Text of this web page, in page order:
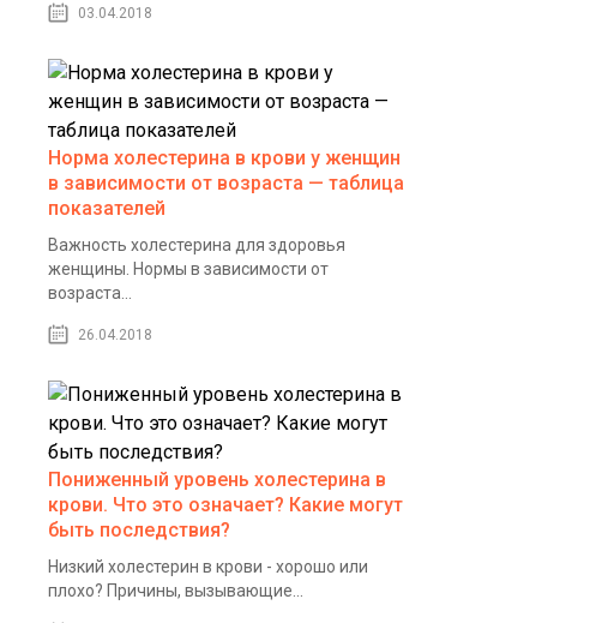
03.04.2018
Норма холестерина в крови у женщин
в зависимости от возраста — таблица
показателей
Важность холестерина для здоровья
женщины. Нормы в зависимости от
возраста...
26.04.2018
Пониженный уровень холестерина в
крови. Что это означает? Какие могут
быть последствия?
Низкий холестерин в крови - хорошо или
плохо? Причины, вызывающие...